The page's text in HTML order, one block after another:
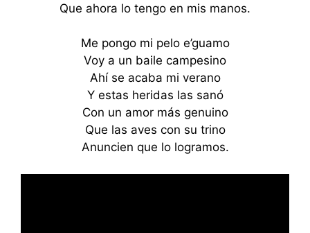
Que ahora lo tengo en mis manos.
Me pongo mi pelo e’guamo
Voy a un baile campesino
Ahí se acaba mi verano
Y estas heridas las sanó
Con un amor más genuino
Que las aves con su trino
Anuncien que lo logramos.